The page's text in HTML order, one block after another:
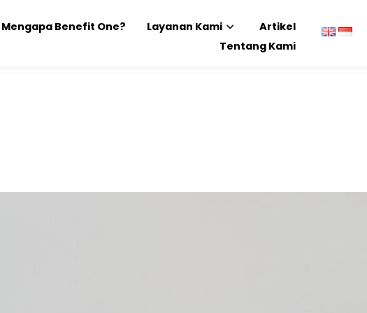
Mengapa Benefit One? Layanan Kami
Artikel
Tentang Kami